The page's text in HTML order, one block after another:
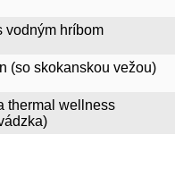
vodným hríbom
(so skokanskou vežou)
thermal wellness